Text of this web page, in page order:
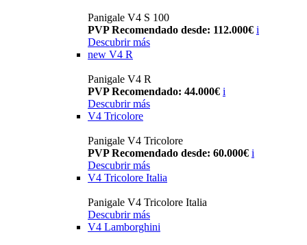
Panigale V4 S 100
PVP Recomendado desde: 112.000€ i
Descubrir más
new V4 R
Panigale V4 R
PVP Recomendado: 44.000€ i
Descubrir más
V4 Tricolore
Panigale V4 Tricolore
PVP Recomendado desde: 60.000€ i
Descubrir más
V4 Tricolore Italia
Panigale V4 Tricolore Italia
Descubrir más
V4 Lamborghini